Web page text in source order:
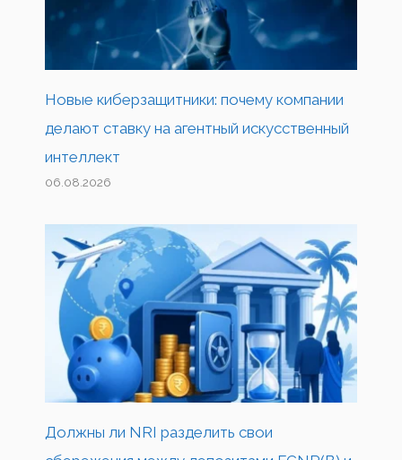
Новые киберзащитники: почему компании
делают ставку на агентный искусственный
интеллект
06.08.2026
Должны ли NRI разделить свои